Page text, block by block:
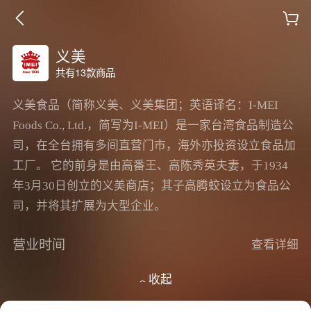
义美
共有13款商品
义美食品（简称义美、义美集团；英语译名：I-MEI
Foods Co., Ltd.，简写为I-MEI）是一家台湾食品制造公
司，在全台拥有多间直营门市，海外亦投资设立食品加
工厂。 它的前身是由高番王、高陈秀英夫妻，于1934
年3月30日创立的义美商店；其子高腾蛟设立为食品公
司，并将其扩展为大型企业。
营业时间 查看详细
收起